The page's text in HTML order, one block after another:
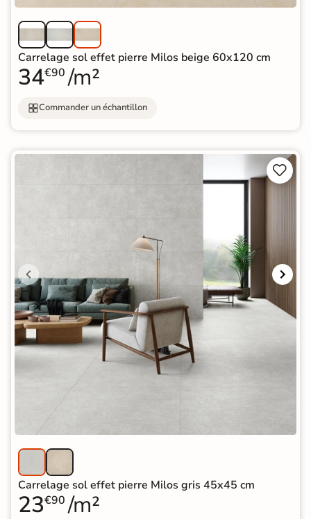
Carrelage sol effet pierre Milos beige 60x120 cm
34€90 /m²
Commander un échantillon


Carrelage sol effet pierre Milos gris 45x45 cm
23€90 /m²